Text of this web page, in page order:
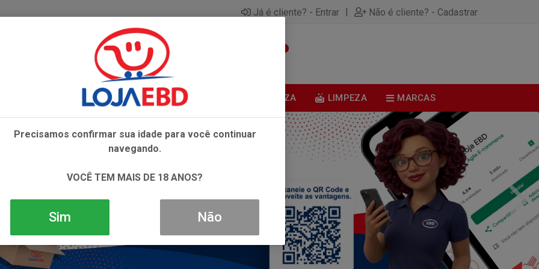
Já é cliente? - Entrar | Não é cliente? - Cadastrar
BEBIDAS CONGELADOS HIGIENE E BELEZA LIMPEZA MARCAS
Precisamos confirmar sua idade para você continuar
navegando.
VOCÊ TEM MAIS DE 18 ANOS?
Sim Não